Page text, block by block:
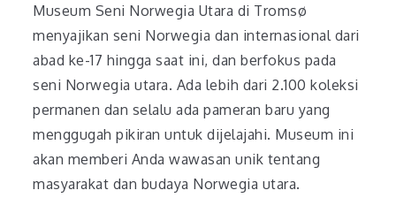
Museum Seni Norwegia Utara di Tromsø
menyajikan seni Norwegia dan internasional dari
abad ke-17 hingga saat ini, dan berfokus pada
seni Norwegia utara. Ada lebih dari 2.100 koleksi
permanen dan selalu ada pameran baru yang
menggugah pikiran untuk dijelajahi. Museum ini
akan memberi Anda wawasan unik tentang
masyarakat dan budaya Norwegia utara.